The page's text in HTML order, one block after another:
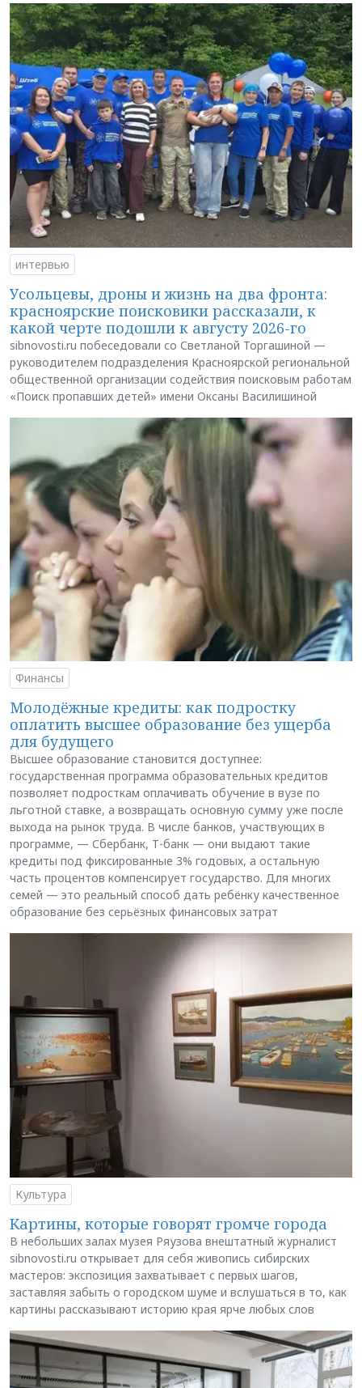
интервью
Усольцевы, дроны и жизнь на два фронта:
красноярские поисковики рассказали, к
какой черте подошли к августу 2026-го
sibnovosti.ru побеседовали со Светланой Торгашиной —
руководителем подразделения Красноярской региональной
общественной организации содействия поисковым работам
«Поиск пропавших детей» имени Оксаны Василишиной
Финансы
Молодёжные кредиты: как подростку
оплатить высшее образование без ущерба
для будущего
Высшее образование становится доступнее:
государственная программа образовательных кредитов
позволяет подросткам оплачивать обучение в вузе по
льготной ставке, а возвращать основную сумму уже после
выхода на рынок труда. В числе банков, участвующих в
программе, — Сбербанк, Т-банк — они выдают такие
кредиты под фиксированные 3% годовых, а остальную
часть процентов компенсирует государство. Для многих
семей — это реальный способ дать ребёнку качественное
образование без серьёзных финансовых затрат
Культура
Картины, которые говорят громче города
В небольших залах музея Ряузова внештатный журналист
sibnovosti.ru открывает для себя живопись сибирских
мастеров: экспозиция захватывает с первых шагов,
заставляя забыть о городском шуме и вслушаться в то, как
картины рассказывают историю края ярче любых слов